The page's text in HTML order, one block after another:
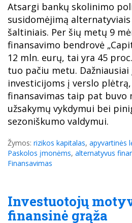
Atsargi bankų skolinimo
susidomėjimą
šaltiniais. Per šių metų 9
finansavimo bendrovė
12 mln. eurų, tai yra 45
tuo pačiu metu.
investicijoms į verslo
finansavimas taip pat buvo
užsakymų vykdymui bei
sezoniškumo valdymui.
Žymos: rizikos kapitalas, apyvartinės
Paskolos įmonėms, alternatyvus
Finansavimas
Investuotojų
finansinė grąža